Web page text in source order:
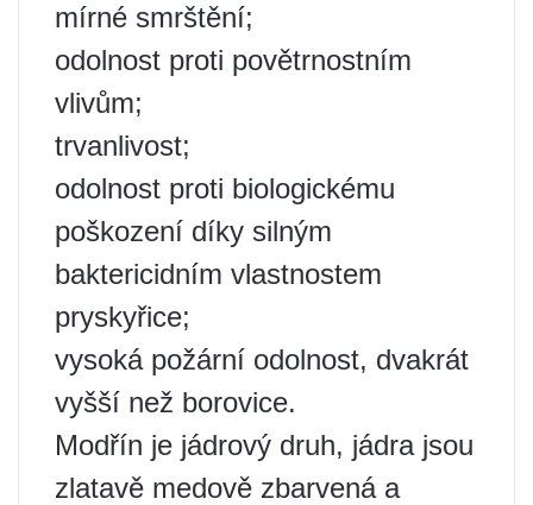
mírné smrštění;
odolnost proti povětrnostním
vlivům;
trvanlivost;
odolnost proti biologickému
poškození díky silným
baktericidním vlastnostem
pryskyřice;
vysoká požární odolnost, dvakrát
vyšší než borovice.
Modřín je jádrový druh, jádra jsou
zlatavě medově zbarvená a